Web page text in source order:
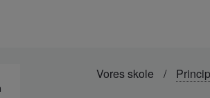
Vores skole